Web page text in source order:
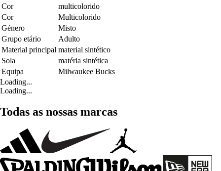
Cor
multicolorido
Cor
Multicolorido
Género
Misto
Grupo etário
Adulto
Material principal material sintético
Sola
matéria sintética
Equipa
Milwaukee Bucks
Loading...
Loading...
Todas as nossas marcas